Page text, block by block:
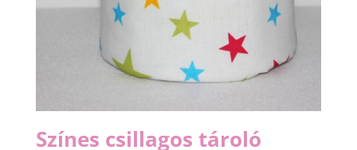
Színes csillagos tároló